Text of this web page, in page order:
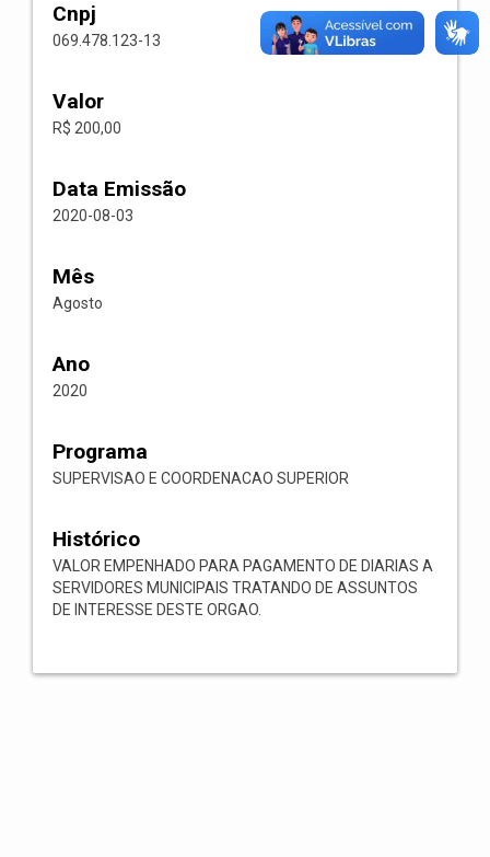
Cnpj
069.478.123-13
Valor
R$ 200,00
Data Emissão
2020-08-03
Mês
Agosto
Ano
2020
Programa
SUPERVISAO E COORDENACAO SUPERIOR
Histórico
VALOR EMPENHADO PARA PAGAMENTO DE DIARIAS A
SERVIDORES MUNICIPAIS TRATANDO DE ASSUNTOS
DE INTERESSE DESTE ORGAO.